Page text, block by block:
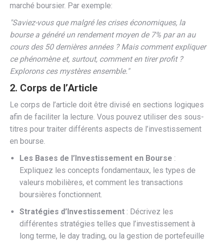
marché boursier. Par exemple:
"Saviez-vous que malgré les crises économiques, la
bourse a généré un rendement moyen de 7% par an au
cours des 50 dernières années ? Mais comment expliquer
ce phénomène et, surtout, comment en tirer profit ?
Explorons ces mystères ensemble."
2. Corps de l’Article
Le corps de l’article doit être divisé en sections logiques
afin de faciliter la lecture. Vous pouvez utiliser des sous-
titres pour traiter différents aspects de l’investissement
en bourse.
Les Bases de l’Investissement en Bourse :
Expliquez les concepts fondamentaux, les types de
valeurs mobilières, et comment les transactions
boursières fonctionnent.
Stratégies d’Investissement : Décrivez les
différentes stratégies telles que l’investissement à
long terme, le day trading, ou la gestion de portefeuille